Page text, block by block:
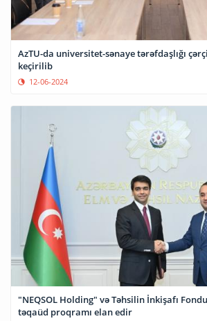
AzTU-da universitet-sənaye tərəfdaşlığı
keçirilib
12-06-2024
"NEQSOL Holding" və Təhsilin İnkişafı
təqaüd proqramı elan edir